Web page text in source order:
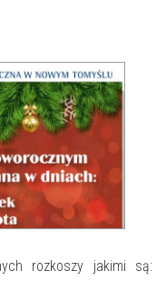
rozkoszy jakimi są: